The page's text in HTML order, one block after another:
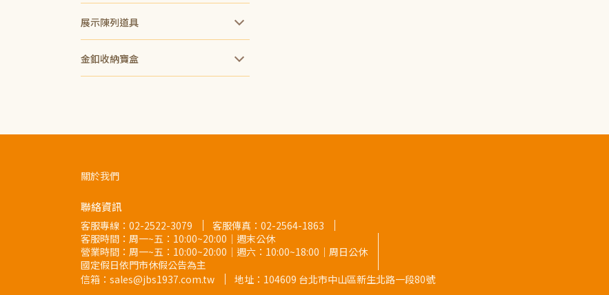
展示陳列道具
金釦收納寶盒
關於我們
聯絡資訊
客服專線： 02-2522-3079
客服傳真：02-2564-1863
客服時間：周一~五：10:00~20:00｜週末公休
營業時間：周一~五：10:00~20:00｜週六：10:00~18:00｜周日公休
國定假日依門市休假公告為主
信箱：sales@jbs1937.com.tw
地址： 104609 台北市中山區新生北路一段80號